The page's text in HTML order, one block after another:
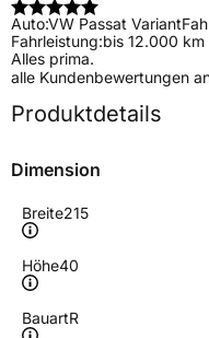
Auto:VW Passat Variant
Fahrleistung:bis 12.000
Alles prima.
alle Kundenbewertungen
Produktdetails
Dimension
Breite215
Höhe40
BauartR